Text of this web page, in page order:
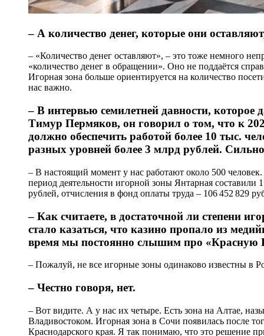
– А количество денег, которые они
– «Количество денег оставляют», – это тоже немного
«количество денег в обращении». Оно не поддаётся
Игорная зона больше ориентируется на количество
нас важно.
– В интервью семилетней давности,
Тимур Пермяков, он говорил о том, что к
должно обеспечить работой более 10 тыс.
разных уровней более 3 млрд рублей.
– В настоящий момент у нас работают около 500
период деятельности игорной зоны Янтарная
рублей, отчисления в фонд оплаты труда – 106 452 829
– Как считаете, в достаточной ли степени
стало казаться, что казино пропало из
время мы постоянно слышим про «Красную
– Пожалуй, не все игорные зоны одинаково известны в
– Честно говоря, нет.
– Вот видите. А у нас их четыре. Есть зона на Алтае,
Владивостоком. Игорная зона в Сочи появилась после
Краснодарского края. Я так понимаю, что это решение